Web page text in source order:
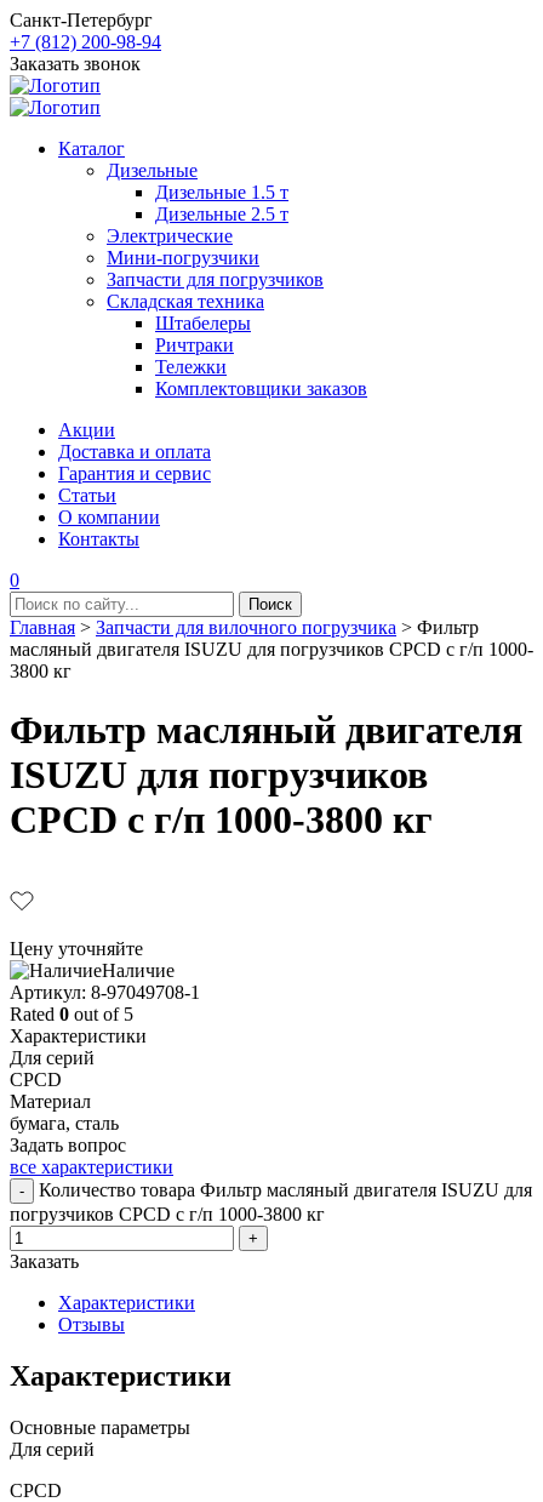
Санкт-Петербург
+7 (812) 200-98-94
Заказать звонок
Каталог
Дизельные
Дизельные 1.5 т
Дизельные 2.5 т
Электрические
Мини-погрузчики
Запчасти для погрузчиков
Складская техника
Штабелеры
Ричтраки
Тележки
Комплектовщики заказов
Акции
Доставка и оплата
Гарантия и сервис
Статьи
О компании
Контакты
0
Главная > Запчасти для вилочного погрузчика > Фильтр
масляный двигателя ISUZU для погрузчиков CPCD с г/п 1000-
3800 кг
Фильтр масляный двигателя
ISUZU для погрузчиков
CPCD с г/п 1000-3800 кг
Цену уточняйте
Наличие
Aртикул: 8-97049708-1
Rated 0 out of 5
Характеристики
Для серий
CPCD
Материал
бумага, сталь
Задать вопрос
все характеристики
-
Количество товара Фильтр масляный двигателя ISUZU для
погрузчиков CPCD с г/п 1000-3800 кг
+
Заказать
Характеристики
Отзывы
Характеристики
Основные параметры
Для серий
CPCD